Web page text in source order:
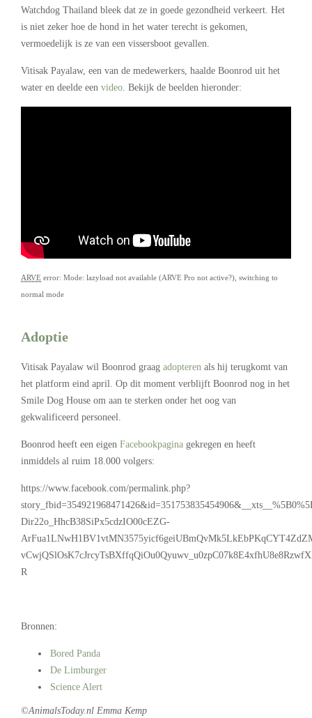
Watchdog Thailand bleek dat ze in goede gezondheid verkeert. Het
is niet zeker hoe de hond in het water terecht is gekomen,
vermoedelijk is ze van een vissersboot gevallen.
Vitisak Payalaw, een van de medewerkers, haalde Boonrod uit het
water en deelde een video. Bekijk de beelden hieronder:
ARVE error: Mode: lazyload not available (ARVE Pro not active?), switching to
normal mode
Adoptie
Vitisak Payalaw wil Boonrod graag adopteren als hij terugkomt van
het platform eind april. Op dit moment verblijft Boonrod nog in het
Smile Dog House om aan te sterken onder het oog van
gekwalificeerd personeel.
Boonrod heeft een eigen Facebookpagina gekregen en heeft
inmiddels al ruim 18.000 volgers:
https://www.facebook.com/permalink.php?
Dir22o_HhcB38SiPx5cdzIO00cEZG-
R
Bronnen:
Bored Panda
De Limburger
Science Alert
©AnimalsToday.nl Emma Kemp